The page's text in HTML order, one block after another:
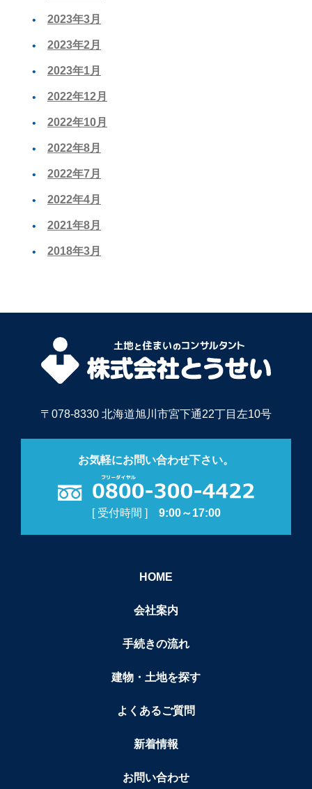
2023年3月
2023年2月
2023年1月
2022年12月
2022年10月
2022年8月
2022年7月
2022年4月
2021年8月
2018年3月
〒078-8330 北海道旭川市宮下通22丁目左10号
お気軽にお問い合わせ下さい。
[ 受付時間 ] 9:00～17:00
HOME
会社案内
手続きの流れ
建物・土地を探す
よくあるご質問
新着情報
お問い合わせ